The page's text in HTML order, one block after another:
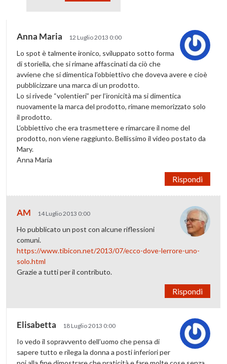
Anna Maria 12 Luglio 2013 0:00
Lo spot è talmente ironico, sviluppato sotto forma
di storiella, che si rimane affascinati da ciò che
avviene che si dimentica l’obbiettivo che doveva avere e cioè
pubblicizzare una marca di un prodotto.
Lo si rivede “volentieri” per l’ironicità ma si dimentica
nuovamente la marca del prodotto, rimane memorizzato solo
il prodotto.
L’obbiettivo che era trasmettere e rimarcare il nome del
prodotto, non viene raggiunto. Bellissimo il video postato da
Mary.
Anna Maria
Rispondi
AM 14 Luglio 2013 0:00
Ho pubblicato un post con alcune riflessioni
comuni.
https://www.tibicon.net/2013/07/ecco-dove-lerrore-uno-
solo.html
Grazie a tutti per il contributo.
Rispondi
Elisabetta 18 Luglio 2013 0:00
Io vedo il sopravvento dell’uomo che pensa di
sapere tutto e rilega la donna a posti inferiori per